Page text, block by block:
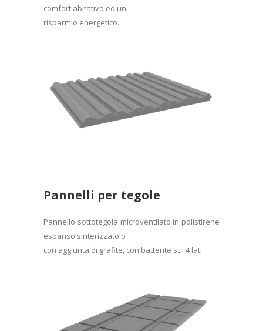
comfort abitativo ed un
risparmio energetico.
Pannelli per tegole
Pannello sottotegola microventilato in polistirene
espanso sinterizzato o
con aggiunta di grafite, con battente sui 4 lati.